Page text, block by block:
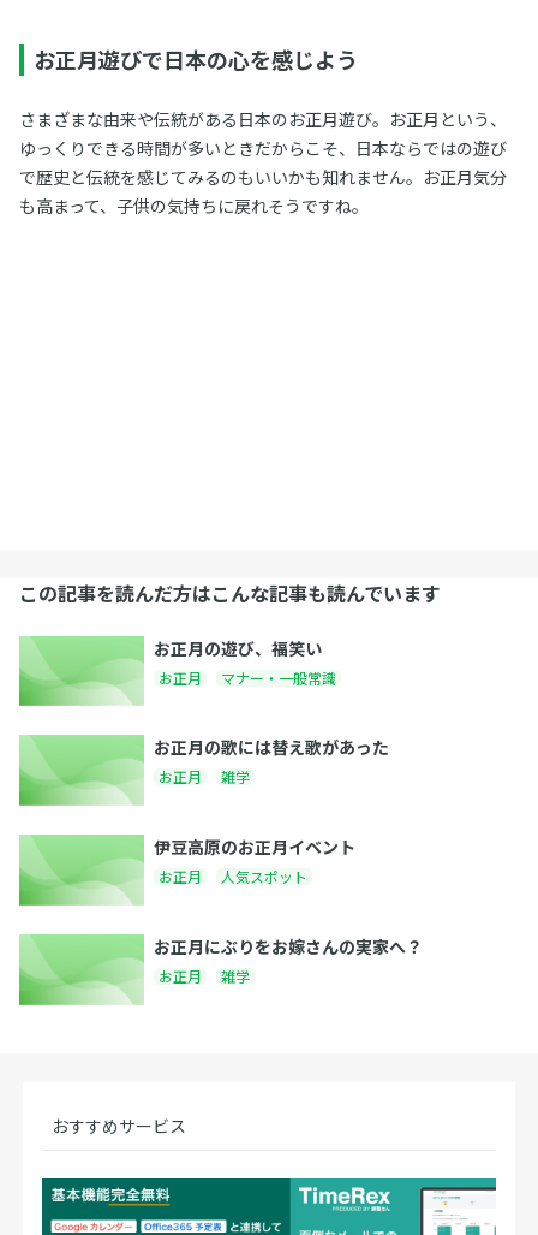
お正月遊びで日本の心を感じよう
さまざまな由来や伝統がある日本のお正月遊び。お正月という、
ゆっくりできる時間が多いときだからこそ、日本ならではの遊び
で歴史と伝統を感じてみるのもいいかも知れません。お正月気分
も高まって、子供の気持ちに戻れそうですね。
この記事を読んだ方はこんな記事も読んでいます
お正月の遊び、福笑い
お正月 マナー・一般常識
お正月の歌には替え歌があった
お正月 雑学
伊豆高原のお正月イベント
お正月 人気スポット
お正月にぶりをお嫁さんの実家へ？
お正月 雑学
おすすめサービス